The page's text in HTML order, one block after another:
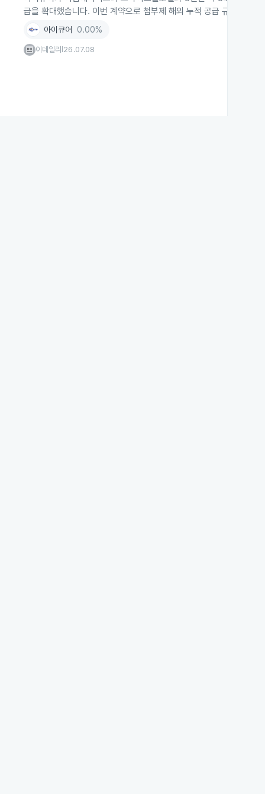
급을 확대했습니다. 이번 계약으로 첩부제 해외 누적 공급 규모는 약
아이큐어 0.00%
이데일리 26.07.08